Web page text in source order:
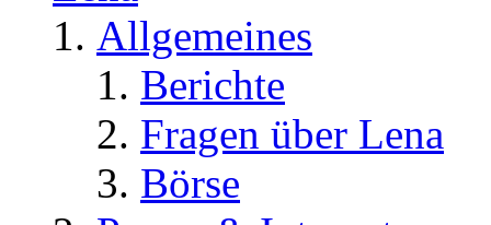
Allgemeines
Berichte
Fragen über Lena
Börse